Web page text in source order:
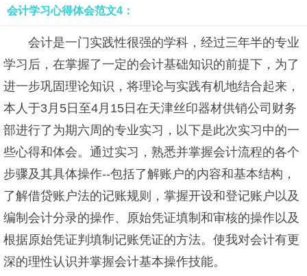
会计学习心得体会范文4：
会计是一门实践性很强的学科，经过三年半的专业
学习后，在掌握了一定的会计基础知识的前提下，为了
进一步巩固理论知识，将理论与实践有机地结合起来，
本人于3月5日至4月15日在天津丝印器材供销公司财务
部进行了为期六周的专业实习，以下是此次实习中的一
些心得和体会。通过实习，熟悉并掌握会计流程的各个
步骤及其具体操作--包括了解账户的内容和基本结构，
了解借贷账户法的记账规则，掌握开设和登记账户以及
编制会计分录的操作、原始凭证填制和审核的操作以及
根据原始凭证判填制记账凭证的方法。使我对会计有更
深的理性认识并掌握会计基本操作技能。